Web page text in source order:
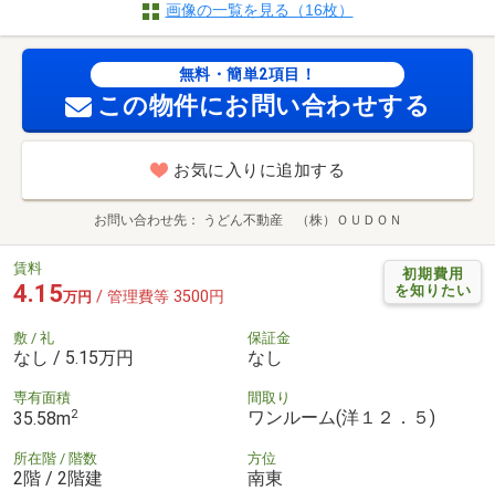
画像の一覧を見る（16枚）
無料・簡単2項目！
この物件にお問い合わせする
お気に入りに追加する
お問い合わせ先 うどん不動産 （株）ＯＵＤＯＮ
初期費用
を知りたい
賃料
4.15万円 / 管理費等 3500円
敷 / 礼
なし / 5.15万円
保証金
なし
専有面積
35.58m2
間取り
ワンルーム(洋１２．５)
所在階 / 階数
2階 / 2階建
方位
南東